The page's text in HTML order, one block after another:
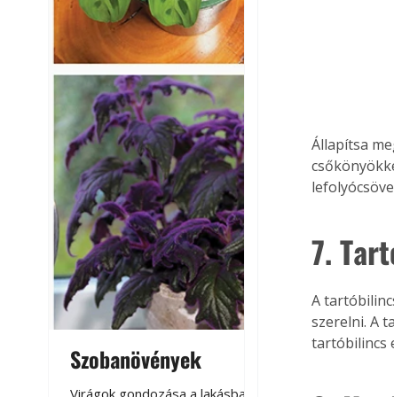
Szobanövények
Virágoskert:
teraszon,
Állapítsa
7.
A
szerelni. A
tartóbilincs